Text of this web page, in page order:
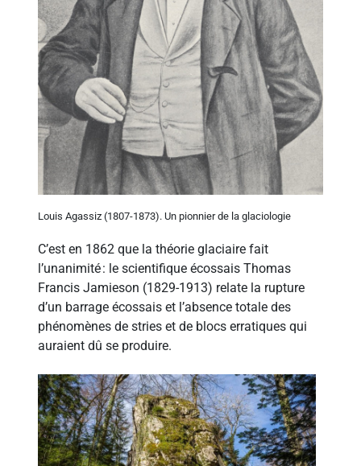
Louis Agassiz (1807-1873). Un pionnier de la glaciologie
C’est en 1862 que la théorie glaciaire fait
l’unanimité : le scientifique écossais Thomas
Francis Jamieson (1829-1913) relate la rupture
d’un barrage écossais et l’absence totale des
phénomènes de stries et de blocs erratiques qui
auraient dû se produire.